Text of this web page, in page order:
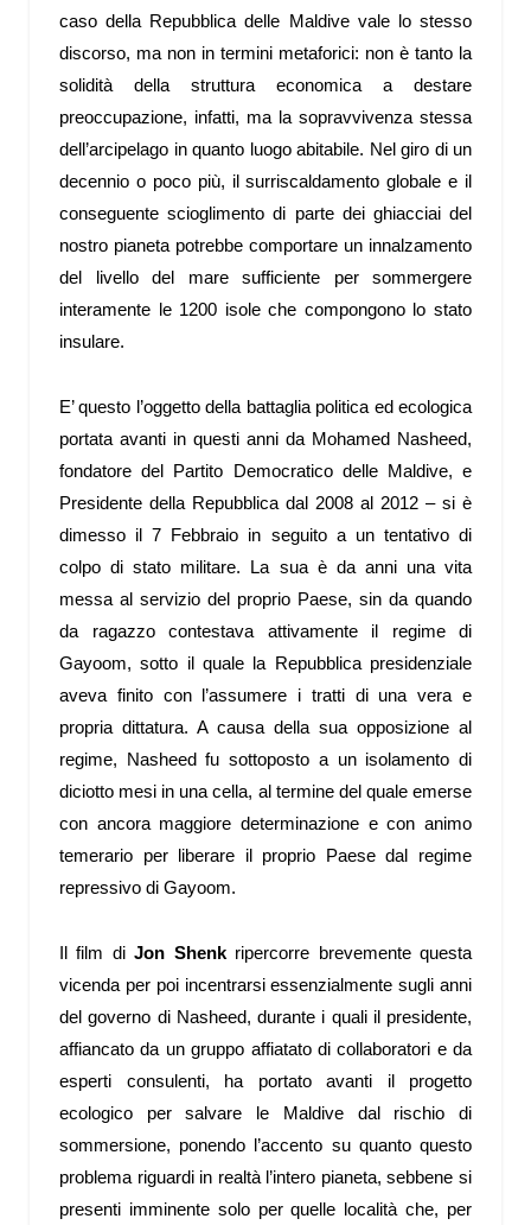
caso della Repubblica delle Maldive vale lo stesso
discorso, ma non in termini metaforici: non è tanto la
solidità della struttura economica a destare
preoccupazione, infatti, ma la sopravvivenza stessa
dell’arcipelago in quanto luogo abitabile. Nel giro di un
decennio o poco più, il surriscaldamento globale e il
conseguente scioglimento di parte dei ghiacciai del
nostro pianeta potrebbe comportare un innalzamento
del livello del mare sufficiente per sommergere
interamente le 1200 isole che compongono lo stato
insulare.
E’ questo l’oggetto della battaglia politica ed ecologica
portata avanti in questi anni da Mohamed Nasheed,
fondatore del Partito Democratico delle Maldive, e
Presidente della Repubblica dal 2008 al 2012 – si è
dimesso il 7 Febbraio in seguito a un tentativo di
colpo di stato militare. La sua è da anni una vita
messa al servizio del proprio Paese, sin da quando
da ragazzo contestava attivamente il regime di
Gayoom, sotto il quale la Repubblica presidenziale
aveva finito con l’assumere i tratti di una vera e
propria dittatura. A causa della sua opposizione al
regime, Nasheed fu sottoposto a un isolamento di
diciotto mesi in una cella, al termine del quale emerse
con ancora maggiore determinazione e con animo
temerario per liberare il proprio Paese dal regime
repressivo di Gayoom.
Il film diJon Shenkripercorre brevemente questa
vicenda per poi incentrarsi essenzialmente sugli anni
del governo di Nasheed, durante i quali il presidente,
affiancato da un gruppo affiatato di collaboratori e da
esperti consulenti, ha portato avanti il progetto
ecologico per salvare le Maldive dal rischio di
sommersione, ponendo l’accento su quanto questo
problema riguardi in realtà l’intero pianeta, sebbene si
presenti imminente solo per quelle località che, per